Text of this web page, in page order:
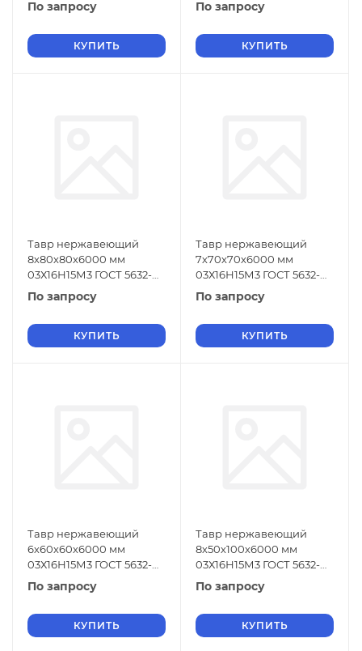
По запросу
КУПИТЬ
По запросу
КУПИТЬ
Тавр нержавеющий
8х80х80х6000 мм
03Х16Н15М3 ГОСТ 5632-
2014
По запросу
КУПИТЬ
Тавр нержавеющий
7х70х70х6000 мм
03Х16Н15М3 ГОСТ 5632-
2014
По запросу
КУПИТЬ
Тавр нержавеющий
6х60х60х6000 мм
03Х16Н15М3 ГОСТ 5632-
2014
По запросу
КУПИТЬ
Тавр нержавеющий
8х50х100х6000 мм
03Х16Н15М3 ГОСТ 5632-
2014
По запросу
КУПИТЬ